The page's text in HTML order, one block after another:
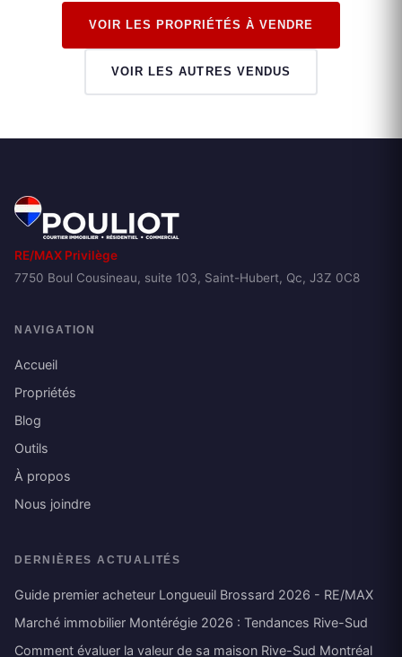
VOIR LES PROPRIÉTÉS À VENDRE
VOIR LES AUTRES VENDUS
RE/MAX Privilège
7750 Boul Cousineau, suite 103, Saint-Hubert, Qc, J3Z 0C8
NAVIGATION
Accueil
Propriétés
Blog
Outils
À propos
Nous joindre
DERNIÈRES ACTUALITÉS
Guide premier acheteur Longueuil Brossard 2026 - RE/MAX
Marché immobilier Montérégie 2026 : Tendances Rive-Sud
Comment évaluer la valeur de sa maison Rive-Sud Montréal